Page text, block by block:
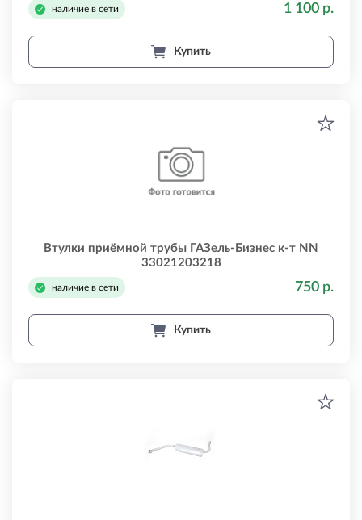
наличие в сети 1 100 р.
Купить
Втулки приёмной трубы ГАЗель-Бизнес к-т NN
33021203218
наличие в сети 750 р.
Купить